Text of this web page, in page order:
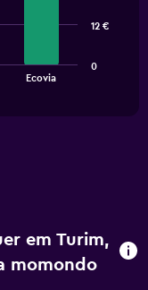
Ecovia
0
12 €
em Turim,
momondo